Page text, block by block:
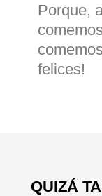
Porque,
felices!
QUIZÁ